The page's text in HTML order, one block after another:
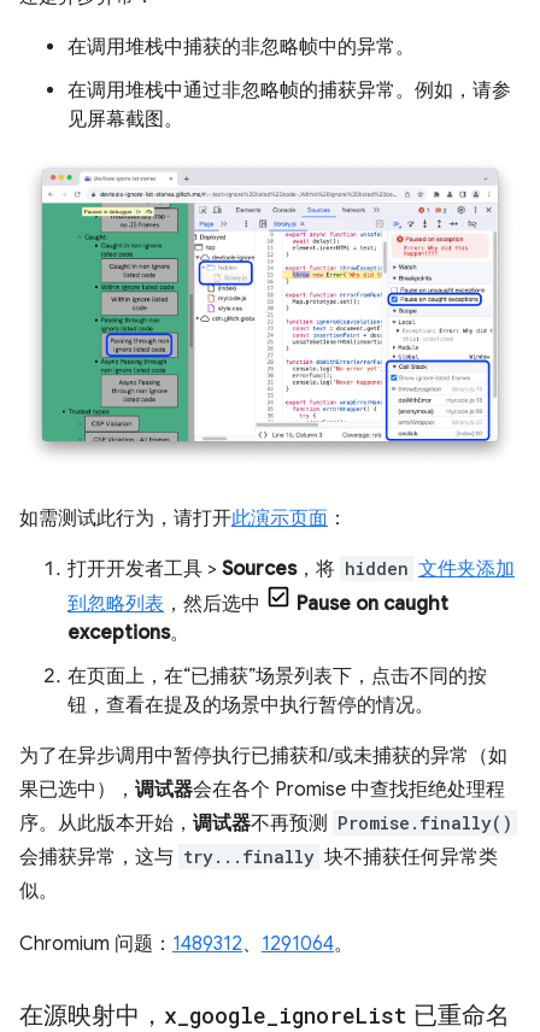
在调用堆栈中捕获的非忽略帧中的异常。
在调用堆栈中通过非忽略帧的捕获异常。例如，请参
见屏幕截图。
如需测试此行为，请打开此演示页面 ：
打开开发者工具 > Sources，将 hidden 文件夹添加
到忽略列表 ，然后选中
Pause on caught
exceptions。
在页面上，在“已捕获”场景列表下，点击不同的按
钮，查看在提及的场景中执行暂停的情况。
为了在异步调用中暂停执行已捕获和/或未捕获的异常（如
果已选中）， 调试器会在各个 Promise 中查找拒绝处理程
序。从此版本开始， 调试器不再预测 Promise.finally()
会捕获异常，这与 try...finally 块不捕获任何异常类
似。
Chromium 问题： 1489312、 1291064。
在源映射中， x google ignoreList 已重命名